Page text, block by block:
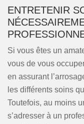
ENTRETENIR
Si vous êtes un
vous de vous
en assurant
les différents soins
Toutefois, au moins
s’adresser à un